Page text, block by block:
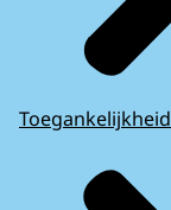
Toegankelijkheid